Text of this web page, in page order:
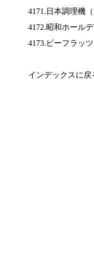
4171.日本調理機（
4172.昭和ホール
4173.ビーフラッ
インデックスに戻